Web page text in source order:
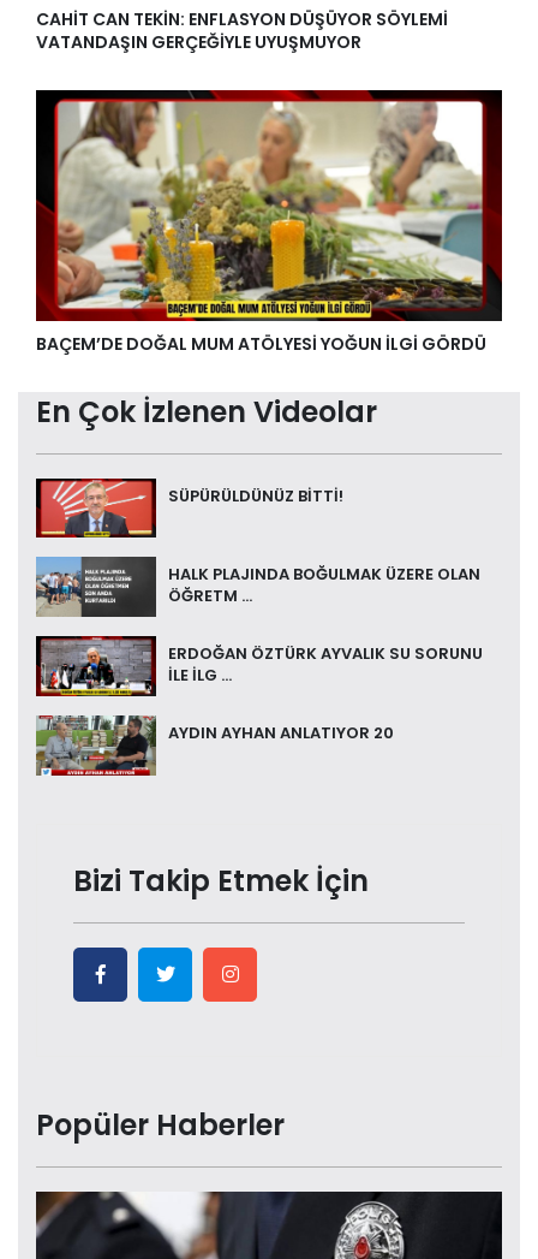
CAHİT CAN TEKİN: ENFLASYON DÜŞÜYOR SÖYLEMİ
VATANDAŞIN GERÇEĞİYLE UYUŞMUYOR
BAÇEM’DE DOĞAL MUM ATÖLYESİ YOĞUN İLGİ GÖRDÜ
En Çok İzlenen Videolar
SÜPÜRÜLDÜNÜZ BİTTİ!
HALK PLAJINDA BOĞULMAK ÜZERE OLAN
ÖĞRETM ...
ERDOĞAN ÖZTÜRK AYVALIK SU SORUNU
İLE İLG ...
AYDIN AYHAN ANLATIYOR 20
Bizi Takip Etmek İçin
Popüler Haberler